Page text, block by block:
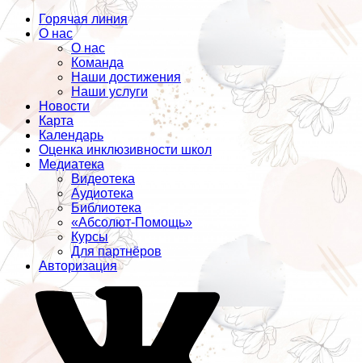
Горячая линия
О нас
О нас
Команда
Наши достижения
Наши услуги
Новости
Карта
Календарь
Оценка инклюзивности школ
Медиатека
Видеотека
Аудиотека
Библиотека
«Абсолют-Помощь»
Курсы
Для партнёров
Авторизация